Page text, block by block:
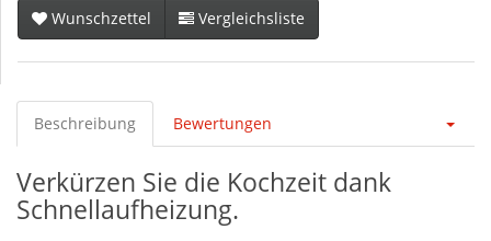
Wunschzettel Vergleichsliste
Beschreibung Bewertungen
Verkürzen Sie die Kochzeit dank
Schnellaufheizung.